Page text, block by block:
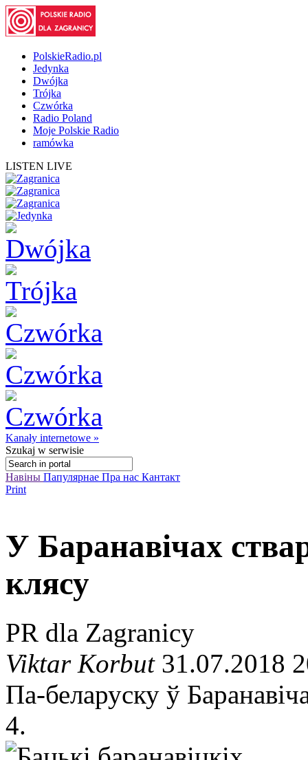
PolskieRadio.pl
Jedynka
Dwójka
Trójka
Czwórka
Radio Poland
Moje Polskie Radio
ramówka
LISTEN LIVE
Kanały internetowe »
Szukaj w serwisie
Навіны Папулярнае Пра нас Кантакт
Print
У Баранавічах
клясу
PR dla Zagranicy
Viktar Korbut31.07.2018
Па-беларуску ў
4.